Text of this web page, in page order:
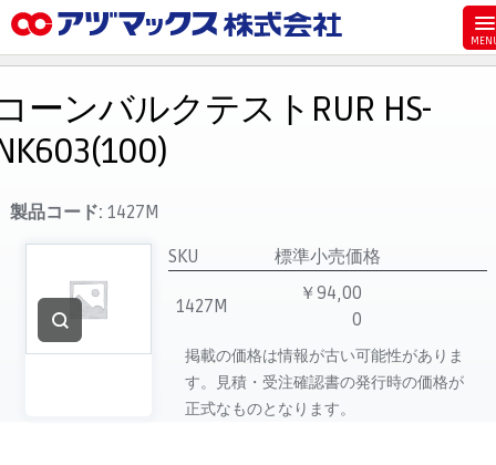
お気に入り
お買い物カゴ
ご注文
マイページ
主要取扱ブランド
代理店一覧
製品検索
ーンバルクテストRUR HS-
製品コード: 1427M
SKU
標準小売価格
1427M
￥94,00
0
掲載の価格は情報が古い可能性がありま
す。見積・受注確認書の発行時の価格が
正式なものとなります。